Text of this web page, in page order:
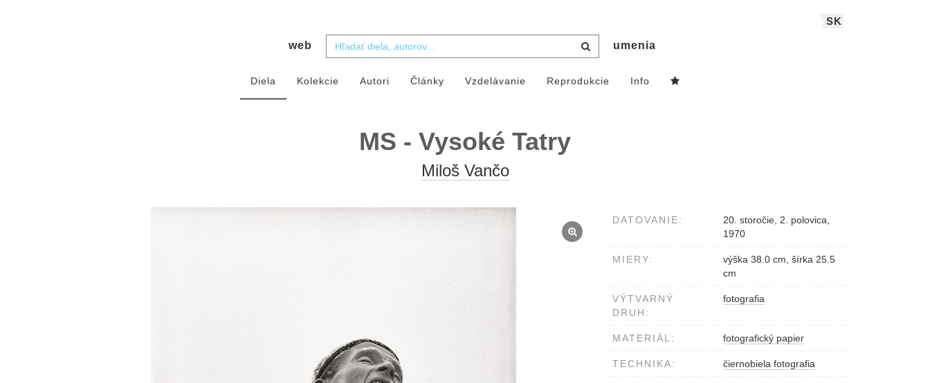
SK
web umenia
Diela Kolekcie Autori Články Vzdelávanie Reprodukcie Info
MS - Vysoké Tatry
Miloš Vančo
DATOVANIE:
20. storočie, 2. polovica,
1970
MIERY:
výška 38.0 cm, šírka 25.5
cm
VÝTVARNÝ
DRUH:
fotografia
MATERIÁL: fotografický papier
TECHNIKA: čiernobiela fotografia